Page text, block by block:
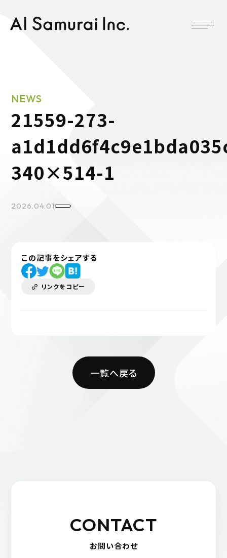
21559-273-
340×514-1
NEWS
2026.04.01
この記事をシェアする
リンクをコピー
一覧へ戻る
CONTACT
お問い合わせ